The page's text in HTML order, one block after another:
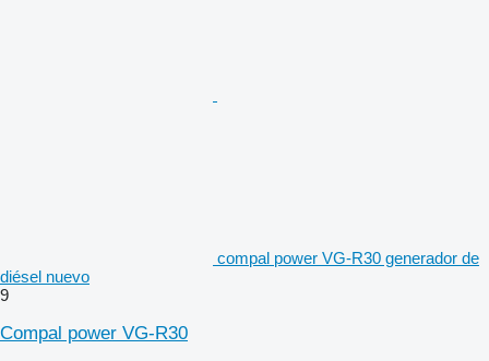
compal power VG-R30 generador de
diésel nuevo
9
Compal power VG-R30